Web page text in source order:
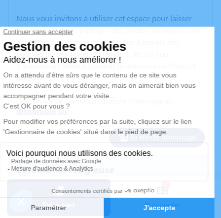
Faire-part Hommages
Nous vous invitons à utiliser cet espace pour laisser
vos condoléances, partager des photos souvenirs, une
anecdote ou exprimer vos pensées à travers des
poèmes ou des textes. Cet endroit est un lieu
d'expression dédié à honorer la mémoire de Maurice
MARTIN.
Un service de plantation d’arbre hommage est
disponible ici .
Je rends hommage
Cérémonie religieuse
mardi 25 juillet 2023 à 14h00
Église de Toulx-Sainte-Croix
23600 Toulx-Sainte-Croix